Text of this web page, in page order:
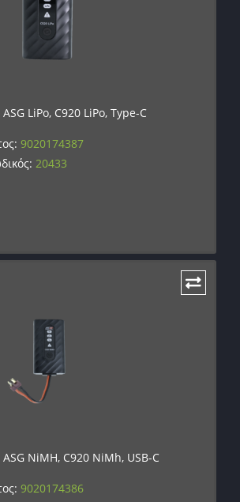
LiPo, C920 LiPo, Type-C
9020174387
20433
NiMH, C920 NiMh, USB-C
9020174386